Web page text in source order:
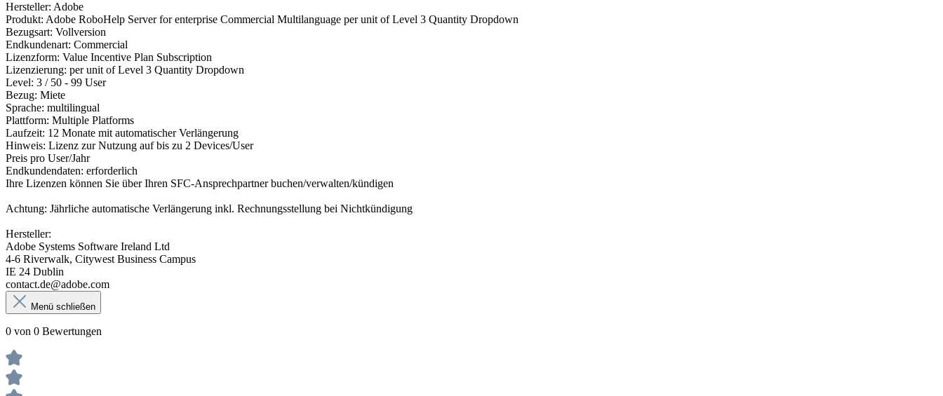
Hersteller: Adobe
Produkt: Adobe RoboHelp Server for enterprise Commercial Multilanguage per unit of Level 3 Quantity Dropdown
Bezugsart: Vollversion
Endkundenart: Commercial
Lizenzform: Value Incentive Plan Subscription
Lizenzierung: per unit of Level 3 Quantity Dropdown
Level: 3 / 50 - 99 User
Bezug: Miete
Sprache: multilingual
Plattform: Multiple Platforms
Laufzeit: 12 Monate mit automatischer Verlängerung
Hinweis: Lizenz zur Nutzung auf bis zu 2 Devices/User
Preis pro User/Jahr
Endkundendaten: erforderlich
Ihre Lizenzen können Sie über Ihren SFC-Ansprechpartner buchen/verwalten/kündigen
Achtung: Jährliche automatische Verlängerung inkl. Rechnungsstellung bei Nichtkündigung
Hersteller:
Adobe Systems Software Ireland Ltd
4-6 Riverwalk, Citywest Business Campus
IE 24 Dublin
contact.de@adobe.com
Menü schließen
0 von 0 Bewertungen